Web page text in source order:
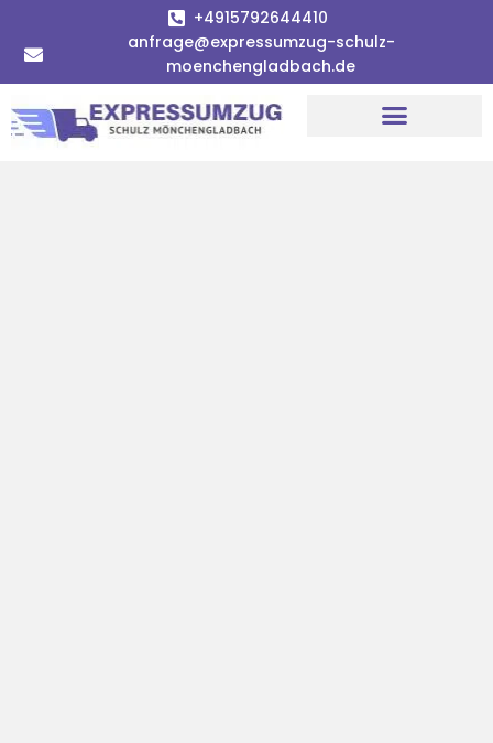
+4915792644410
anfrage@expressumzug-schulz-
moenchengladbach.de